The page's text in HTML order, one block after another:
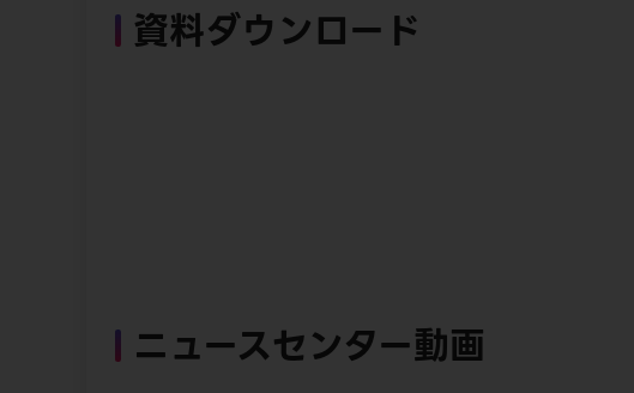
資料ダウンロード
ニュースセンター動画